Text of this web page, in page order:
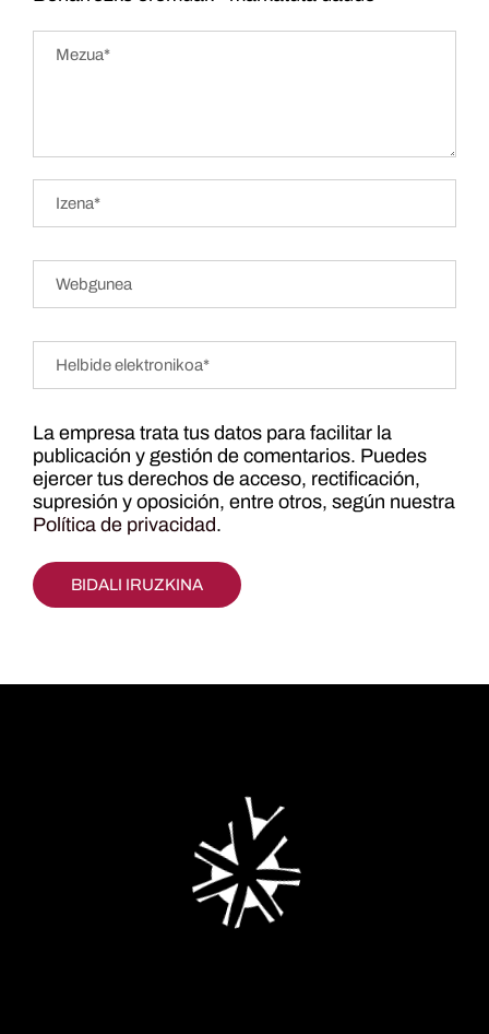
La empresa trata tus datos para facilitar la
publicación y gestión de comentarios. Puedes
ejercer tus derechos de acceso, rectificación,
supresión y oposición, entre otros, según nuestra
Política de privacidad.